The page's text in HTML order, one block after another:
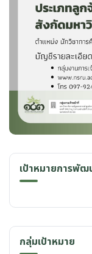
เป้าหมายการพัฒ
กลุ่มเป้าหมาย